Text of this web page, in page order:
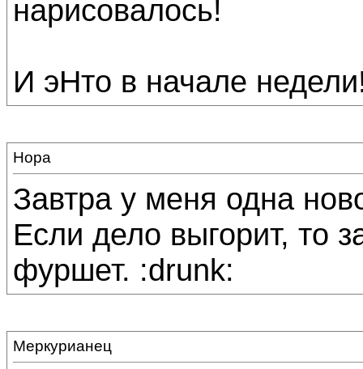
нарисовалось!
И эНто в начале
Нора
Завтра у меня одна
Если дело выгорит, то
фуршет. :drunk:
Меркурианец